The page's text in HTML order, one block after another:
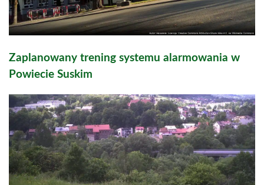
Zaplanowany trening systemu alarmowania w
Powiecie Suskim